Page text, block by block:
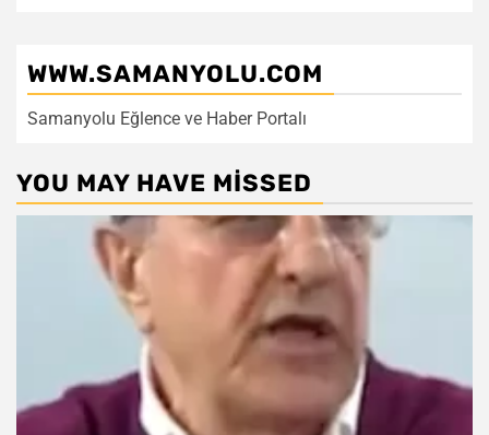
WWW.SAMANYOLU.COM
Samanyolu Eğlence ve Haber Portalı
YOU MAY HAVE MISSED